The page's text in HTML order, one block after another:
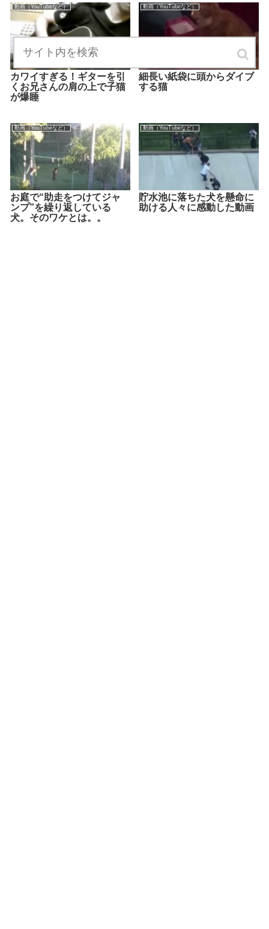
動画（YouTubeなど）
カワイすぎる！ギターを引
くお兄さんの肩の上で子猫
が爆睡
動画（YouTubeなど）
細長い紙袋に頭からダイブ
する猫
動画（YouTubeなど）
お庭で“助走をつけてジャ
ンプ”を繰り返している
犬。そのワケとは。。
動画（YouTubeなど）
貯水池に落ちた犬を懸命に
助ける人々に感動した動画